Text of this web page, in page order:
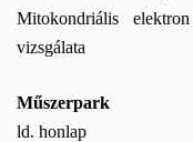
Mitokondriális
vizsgálata
Műszerpark
ld. honlap